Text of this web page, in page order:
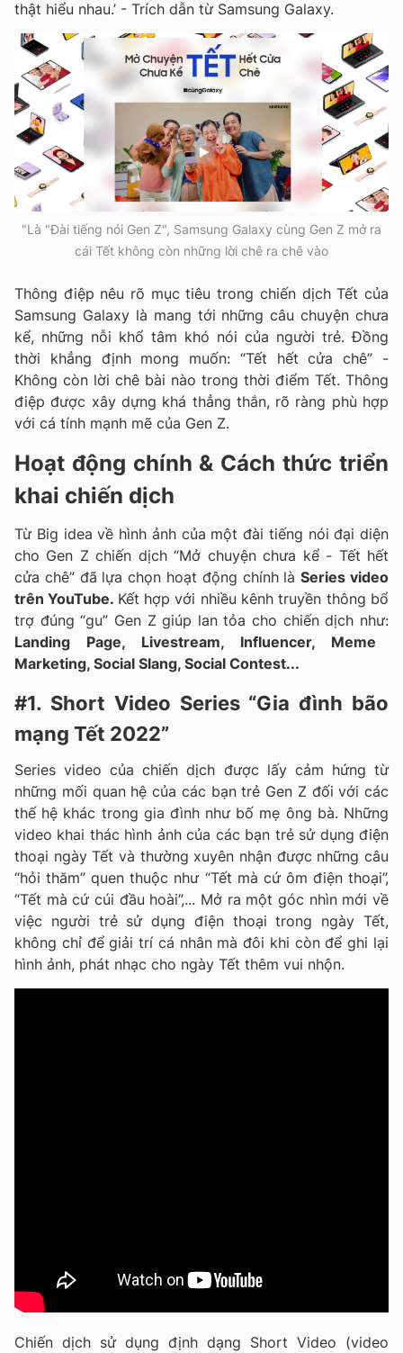
thật hiểu nhau.’ - Trích dẫn từ Samsung Galaxy.
"Là "Đài tiếng nói Gen Z", Samsung Galaxy cùng Gen Z mở ra
cái Tết không còn những lời chê ra chê vào
Thông điệp nêu rõ mục tiêu trong chiến dịch Tết của
Samsung Galaxy là mang tới những câu chuyện chưa
kể, những nỗi khổ tâm khó nói của người trẻ. Đồng
thời khẳng định mong muốn: “Tết hết cửa chê” -
Không còn lời chê bài nào trong thời điểm Tết. Thông
điệp được xây dựng khá thẳng thắn, rõ ràng phù hợp
với cá tính mạnh mẽ của Gen Z.
Hoạt động chính & Cách thức triển
khai chiến dịch
Từ Big idea về hình ảnh của một đài tiếng nói đại diện
cho Gen Z chiến dịch “Mở chuyện chưa kể - Tết hết
cửa chê” đã lựa chọn hoạt động chính làSeries video
trên YouTube. Kết hợp với nhiều kênh truyền thông bổ
trợ đúng “gu” Gen Z giúp lan tỏa cho chiến dịch như:
Landing Page, Livestream, Influencer, Meme
Marketing, Social Slang, Social Contest...
#1. Short Video Series “Gia đình bão
mạng Tết 2022”
Series video của chiến dịch được lấy cảm hứng từ
những mối quan hệ của các bạn trẻ Gen Z đối với các
thế hệ khác trong gia đình như bố mẹ ông bà. Những
video khai thác hình ảnh của các bạn trẻ sử dụng điện
thoại ngày Tết và thường xuyên nhận được những câu
“hỏi thăm” quen thuộc như “Tết mà cứ ôm điện thoại”,
“Tết mà cứ cúi đầu hoài”,... Mở ra một góc nhìn mới về
việc người trẻ sử dụng điện thoại trong ngày Tết,
không chỉ để giải trí cá nhân mà đôi khi còn để ghi lại
hình ảnh, phát nhạc cho ngày Tết thêm vui nhộn.
Chiến dịch sử dụng định dạng Short Video (video